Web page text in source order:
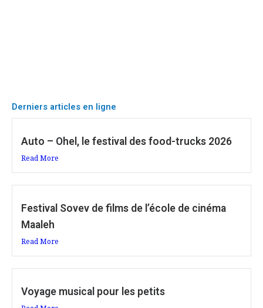
Derniers articles en ligne
Auto – Ohel, le festival des food-trucks 2026
Read More
Festival Sovev de films de l’école de cinéma
Maaleh
Read More
Voyage musical pour les petits